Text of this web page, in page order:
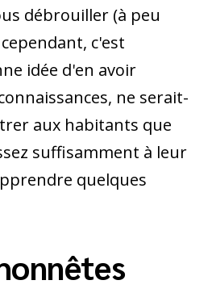
débrouiller (à peu
c'est
idée d'en avoir
ne serait-
aux habitants que
suffisamment à leur
quelques